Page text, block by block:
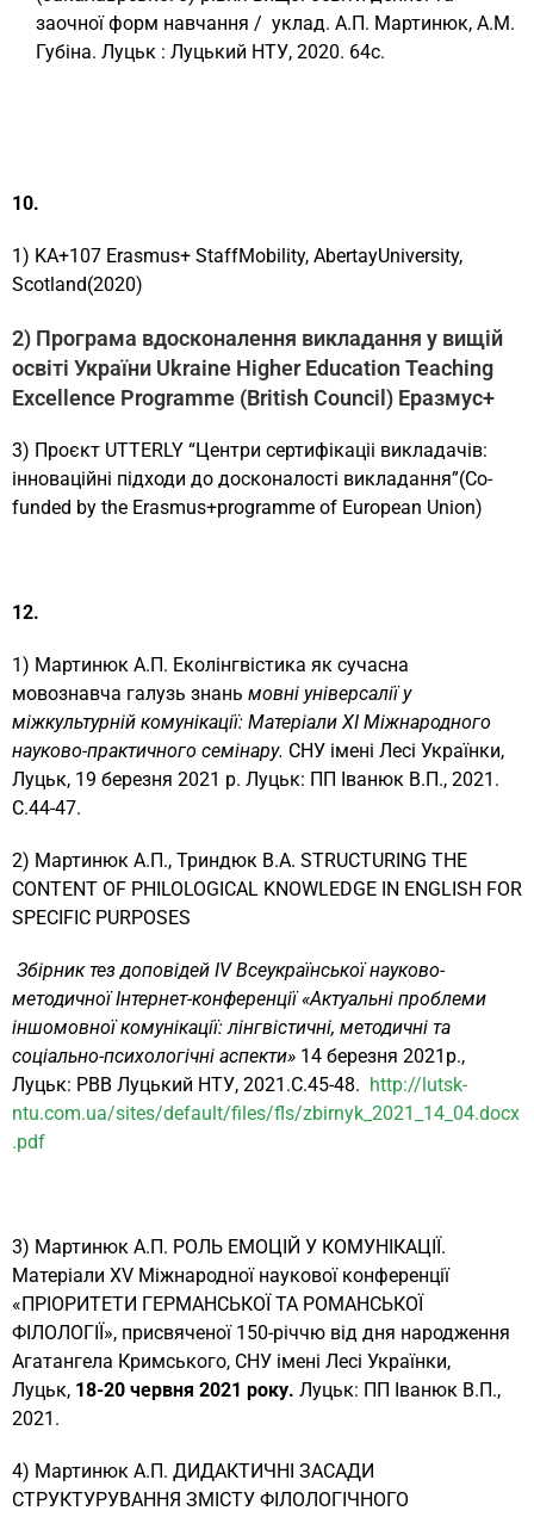
заочної форм навчання / уклад. А.П. Мартинюк, А.М.
Губіна. Луцьк : Луцький НТУ, 2020. 64с.
10.
1) KA+107 Erasmus+ StaffMobility, AbertayUniversity,
Scotland(2020)
2) Програма вдосконалення викладання у вищій
освіті України Ukraine Higher Education Teaching
Excellence Programme (British Council) Еразмус+
3) Проєкт UTTERLY “Центри сертифікаціі викладачів:
інноваційні підходи до досконалості викладання”(Co-
funded by the Erasmus+programme of European Union)
12.
1) Мартинюк А.П. Еколінгвістика як сучасна
мовознавча галузь знань мовні універсалії у
міжкультурній комунікації: Матеріали XІ Міжнародного
науково-практичного семінару. СНУ імені Лесі Українки,
Луцьк, 19 березня 2021 р. Луцьк: ПП Іванюк В.П., 2021.
С.44-47.
2) Мартинюк А.П., Триндюк В.А. STRUCTURING THE
CONTENT OF PHILOLOGICAL KNOWLEDGE IN ENGLISH FOR
SPECIFIC PURPOSES
Збірник тез доповідей ІVВсеукраїнської науково-
методичної Інтернет-конференції «Актуальні проблеми
іншомовної комунікації: лінгвістичні, методичні та
соціально-психологічні аспекти» 14 березня 2021р.,
Луцьк: РВВ Луцький НТУ, 2021.С.45-48. http://lutsk-
ntu.com.ua/sites/default/files/fls/zbirnyk_2021_14_04.docx
.pdf
3) Мартинюк А.П. РОЛЬ ЕМОЦІЙ У КОМУНІКАЦІЇ.
Матеріали XV Міжнародної наукової конференції
«ПРІОРИТЕТИ ГЕРМАНСЬКОЇ ТА РОМАНСЬКОЇ
ФІЛОЛОГІЇ», присвяченої 150-річчю від дня народження
Агатангела Кримського, СНУ імені Лесі Українки,
Луцьк, 18-20 червня 2021 року. Луцьк: ПП Іванюк В.П.,
2021.
4) Мартинюк А.П. ДИДАКТИЧНІ ЗАСАДИ
СТРУКТУРУВАННЯ ЗМІСТУ ФІЛОЛОГІЧНОГО